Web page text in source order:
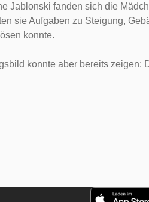
fanden sich die
sie Aufgaben zu Steigung,
konnte.
konnte aber bereits zeigen: